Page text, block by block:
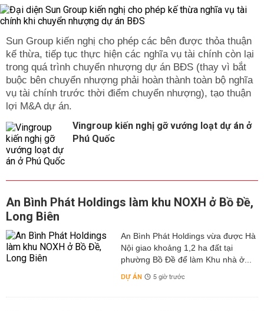
Sun Group kiến nghị cho phép các bên được thỏa thuận
kế thừa, tiếp tục thực hiện các nghĩa vụ tài chính còn lại
trong quá trình chuyển nhượng dự án BĐS (thay vì bắt
buộc bên chuyển nhượng phải hoàn thành toàn bộ nghĩa
vụ tài chính trước thời điểm chuyển nhượng), tạo thuận
lợi M&A dự án.
Vingroup kiến nghị gỡ vướng loạt dự án ở
Phú Quốc
An Bình Phát Holdings làm khu NOXH ở Bồ Đề,
Long Biên
An Bình Phát Holdings vừa được Hà
Nội giao khoảng 1,2 ha đất tại
phường Bồ Đề để làm Khu nhà ở...
DỰ ÁN 5 giờ trước